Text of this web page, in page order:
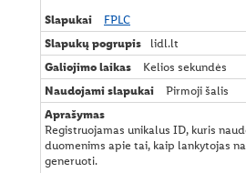
FPLC
lidl.lt
Kelios sekundės
Pirmoji šalis
Registruojamas unikalus ID, kuris
duomenims apie tai, kaip lankytojas
generuoti.